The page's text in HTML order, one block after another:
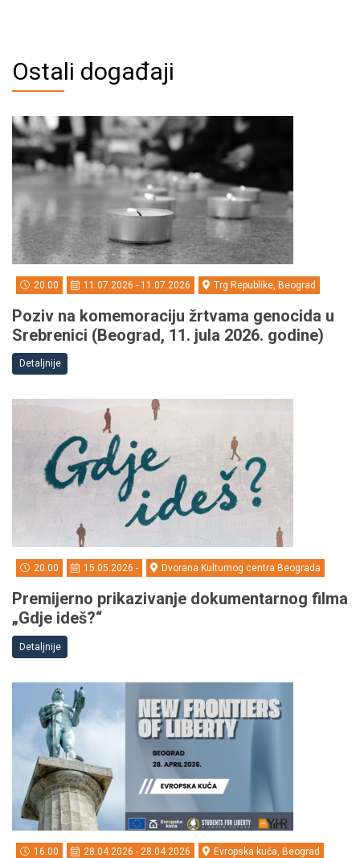
Ostali događaji
20.00 11.07.2026 - 11.07.2026 Trg Republike, Beograd
Poziv na komemoraciju žrtvama genocida u
Srebrenici (Beograd, 11. jula 2026. godine)
Detaljnije
20.00 15.05.2026 - Dvorana Kulturnog centra Beograda
Premijerno prikazivanje dokumentarnog filma
„Gdje ideš?“
Detaljnije
16.00 28.04.2026 - 28.04.2026 Evropska kuća, Beograd